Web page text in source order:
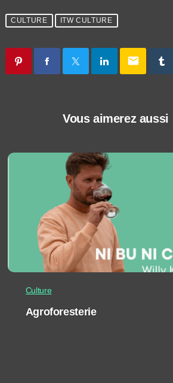
CULTURE ITW CULTURE
email
Vous aimerez aussi
Culture
Agroforesterie